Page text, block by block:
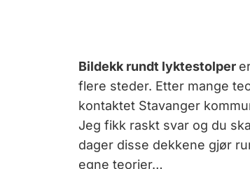
Bildekk rundt lyktestolper
flere steder. Etter mange
kontaktet Stavanger
Jeg fikk raskt svar og du
dager disse dekkene gjør
egne teorier…